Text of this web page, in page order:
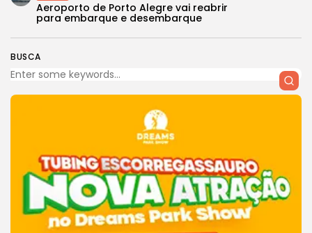
BUSCA
Aeroporto de Porto Alegre vai reabrir
para embarque e desembarque